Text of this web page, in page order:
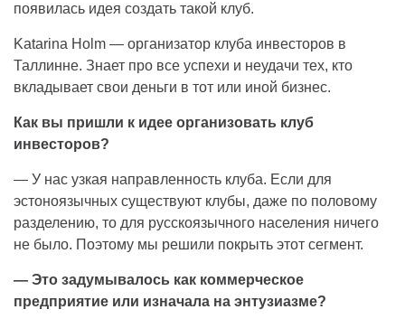
появилась идея создать такой клуб.
Katarina Holm — организатор клуба инвесторов в
Таллинне. Знает про все успехи и неудачи тех, кто
вкладывает свои деньги в тот или иной бизнес.
Как вы пришли к идее организовать клуб
инвесторов?
— У нас узкая направленность клуба. Если для
эстоноязычных существуют клубы, даже по половому
разделению, то для русскоязычного населения ничего
не было. Поэтому мы решили покрыть этот сегмент.
— Это задумывалось как коммерческое
предприятие или изначала на энтузиазме?